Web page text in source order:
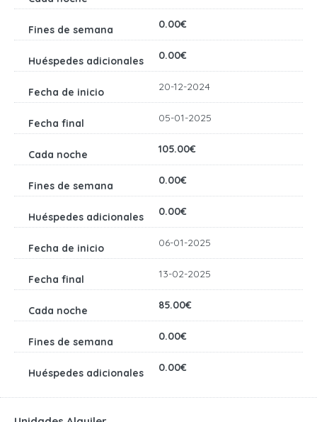
0.00€
0.00€
20-12-2024
05-01-2025
105.00€
0.00€
0.00€
06-01-2025
13-02-2025
85.00€
0.00€
0.00€